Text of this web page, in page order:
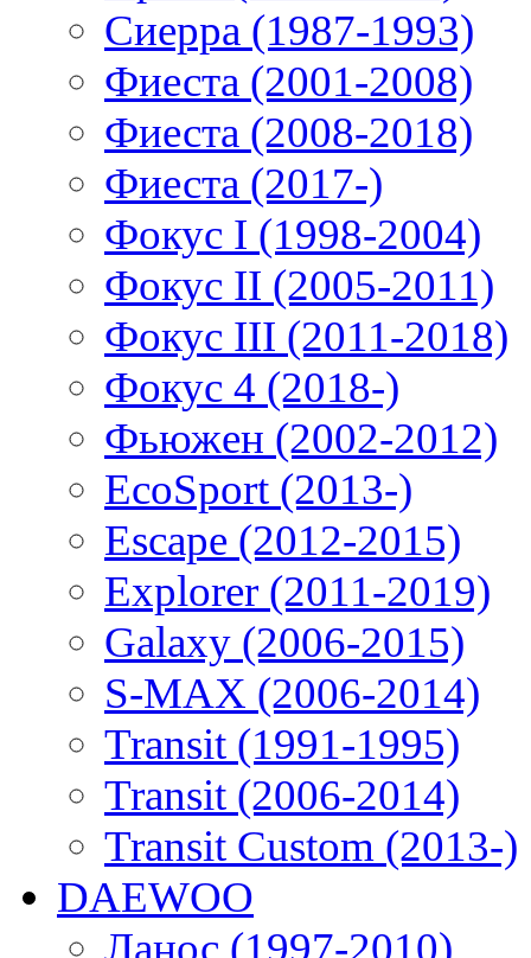
Сиерра (1987-1993)
Фиеста (2001-2008)
Фиеста (2008-2018)
Фиеста (2017-)
Фокус I (1998-2004)
Фокус II (2005-2011)
Фокус III (2011-2018)
Фокус 4 (2018-)
Фьюжен (2002-2012)
EcoSport (2013-)
Escape (2012-2015)
Explorer (2011-2019)
Galaxy (2006-2015)
S-MAX (2006-2014)
Transit (1991-1995)
Transit (2006-2014)
Transit Custom (2013-)
DAEWOO